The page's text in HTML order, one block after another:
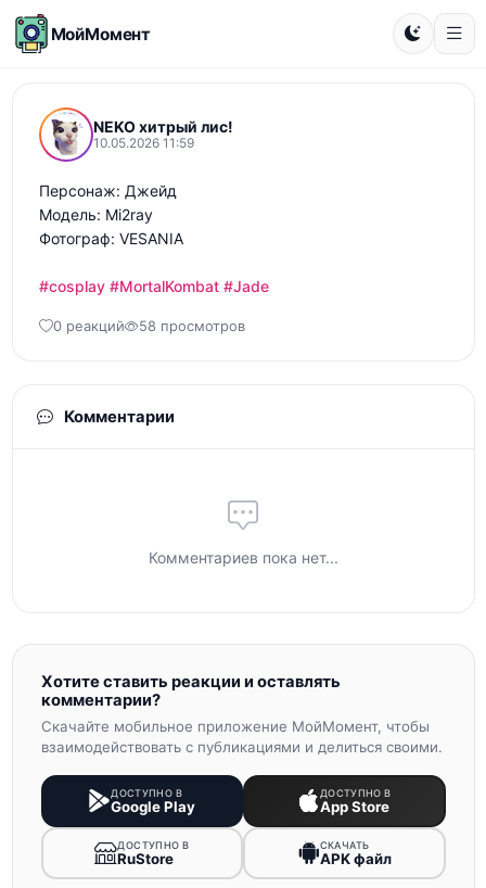
МойМомент
NEKO хитрый лис!
10.05.2026 11:59
Персонаж: Джейд
Модель: Mi2ray
Фотограф: VESANIA
#cosplay #MortalKombat #Jade
0 реакций 58 просмотров
Комментарии
Комментариев пока нет...
Хотите ставить реакции и оставлять
комментарии?
Скачайте мобильное приложение МойМомент, чтобы
взаимодействовать с публикациями и делиться своими.
ДОСТУПНО В
Google Play
ДОСТУПНО В
App Store
ДОСТУПНО В
RuStore
СКАЧАТЬ
APK файл